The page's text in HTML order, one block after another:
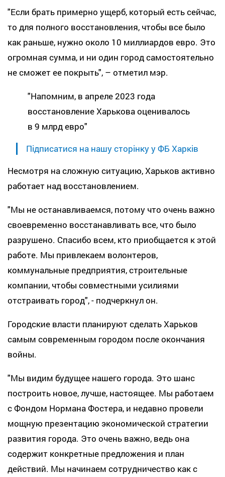
"Если брать примерно ущерб, который есть сейчас,
то для полного восстановления, чтобы все было
как раньше, нужно около 10 миллиардов евро. Это
огромная сумма, и ни один город самостоятельно
не сможет ее покрыть", – отметил мэр.
"Напомним, в апреле 2023 года
восстановление Харькова оценивалось
в 9 млрд евро"
Підписатися на нашу сторінку у ФБ Харків
Несмотря на сложную ситуацию, Харьков активно
работает над восстановлением.
"Мы не останавливаемся, потому что очень важно
своевременно восстанавливать все, что было
разрушено. Спасибо всем, кто приобщается к этой
работе. Мы привлекаем волонтеров,
коммунальные предприятия, строительные
компании, чтобы совместными усилиями
отстраивать город", - подчеркнул он.
Городские власти планируют сделать Харьков
самым современным городом после окончания
войны.
"Мы видим будущее нашего города. Это шанс
построить новое, лучше, настоящее. Мы работаем
с Фондом Нормана Фостера, и недавно провели
мощную презентацию экономической стратегии
развития города. Это очень важно, ведь она
содержит конкретные предложения и план
действий. Мы начинаем сотрудничество как с